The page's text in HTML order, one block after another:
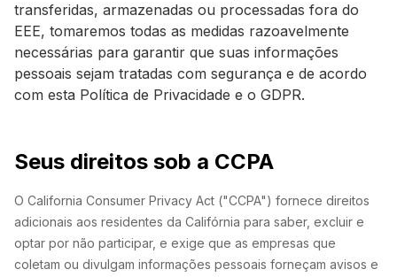
transferidas, armazenadas ou processadas fora do
EEE, tomaremos todas as medidas razoavelmente
necessárias para garantir que suas informações
pessoais sejam tratadas com segurança e de acordo
com esta Política de Privacidade e o GDPR.
Seus direitos sob a CCPA
O California Consumer Privacy Act ("CCPA") fornece direitos
adicionais aos residentes da Califórnia para saber, excluir e
optar por não participar, e exige que as empresas que
coletam ou divulgam informações pessoais forneçam avisos e